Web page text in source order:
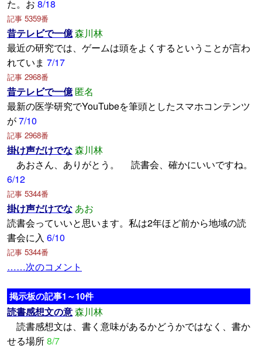
た。お 8/18
記事 5359番
昔テレビで一億森川林
最近の研究では、ゲームは頭をよくするということが言わ
れていま 7/17
記事 2968番
昔テレビで一億 匿名
最新の医学研究でYouTubeを筆頭としたスマホコンテンツ
が7/10
記事 2968番
掛け声だけでな森川林
あおさん、ありがとう。 読書会、確かにいいですね。
6/12
記事 5344番
掛け声だけでな あお
読書会っていいと思います。私は2年ほど前から地域の読
書会に入 6/10
記事 5344番
……次のコメント
掲示板の記事1～10件
読書感想文の意森川林
読書感想文は、書く意味があるかどうかではなく、書か
せる場所8/7